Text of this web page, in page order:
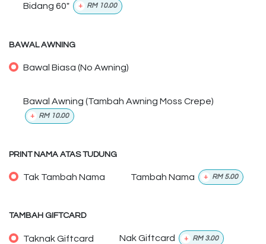
Bidang 60" + RM 10.00
BAWAL AWNING
Bawal Biasa (No Awning)
Bawal Awning (Tambah Awning Moss Crepe)
+ RM 10.00
PRINT NAMA ATAS TUDUNG
Tak Tambah Nama Tambah Nama + RM 5.00
TAMBAH GIFTCARD
Taknak Giftcard Nak Giftcard + RM 3.00